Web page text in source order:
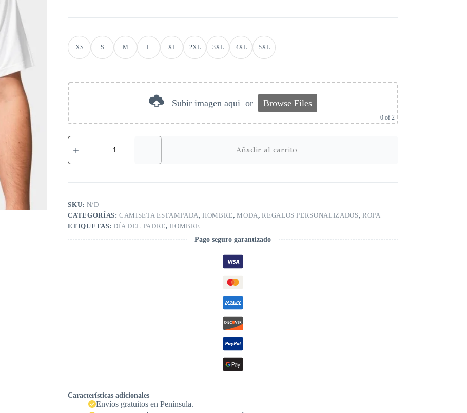
XS S M L XL 2XL 3XL 4XL 5XL
Subir imagen aqui or Browse Files
0of 2
Añadir al carrito
SKU: N/D
CATEGORÍAS:CAMISETA ESTAMPADA,HOMBRE,MODA,REGALOS PERSONALIZADOS, ROPA
ETIQUETAS:DÍA DEL PADRE,HOMBRE
Pago seguro garantizado
Características adicionales
Envíos gratuitos en Península.